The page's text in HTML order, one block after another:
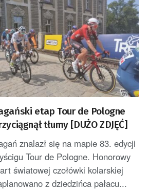
etap Tour de Pologne
tłumy [DUŻO ZDJĘĆ]
znalazł się na mapie 83. edycji
Tour de Pologne. Honorowy
światowej czołówki kolarskiej
z dziedzińca pałacu...